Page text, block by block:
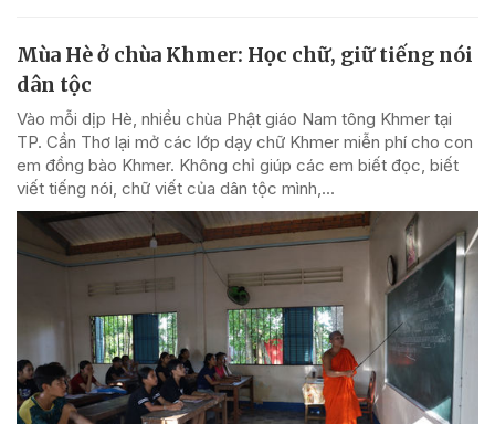
Mùa Hè ở chùa Khmer: Học chữ, giữ tiếng nói
dân tộc
Vào mỗi dịp Hè, nhiều chùa Phật giáo Nam tông Khmer tại
TP. Cần Thơ lại mở các lớp dạy chữ Khmer miễn phí cho con
em đồng bào Khmer. Không chỉ giúp các em biết đọc, biết
viết tiếng nói, chữ viết của dân tộc mình,...